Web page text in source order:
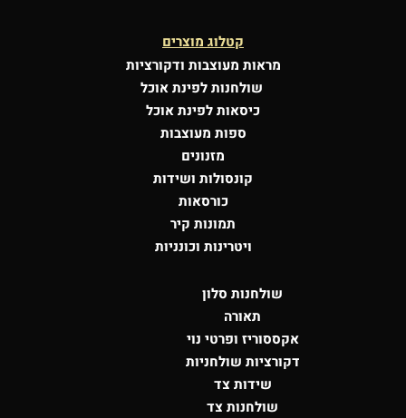
קטלוג מוצרים
מראות מעוצבות ודקורציות
שולחנות לפינת אוכל
כיסאות לפינת אוכל
ספות מעוצבות
מזנונים
קונסולות ושידות
כורסאות
תמונות קיר
ויטרינות וכונניות
שולחנות סלון
תאורה
אקססוריז ופרטי נוי
דקורציות שולחניות
שידות צד
שולחנות צד